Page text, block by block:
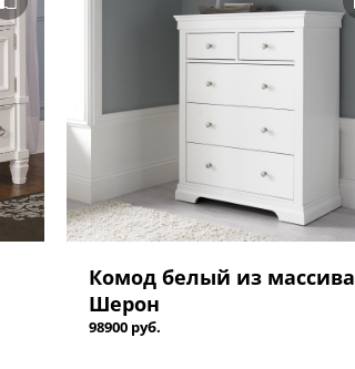
Комод белый из массива
Шерон
98900 руб.